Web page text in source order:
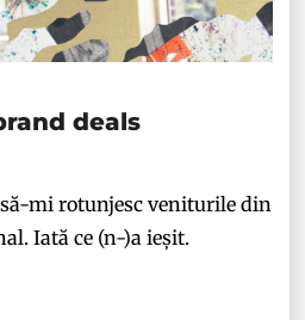
deals
mi rotunjesc veniturile din
Iată ce (n-)a ieșit.